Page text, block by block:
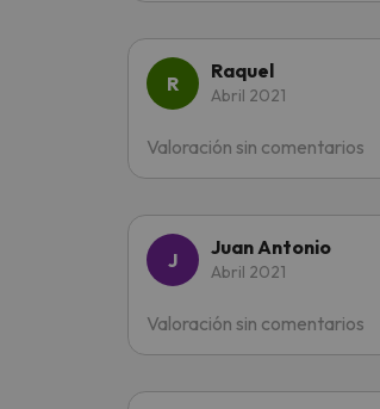
Raquel
Abril 2021
Valoración sin comentarios
Juan Antonio
Abril 2021
Valoración sin comentarios